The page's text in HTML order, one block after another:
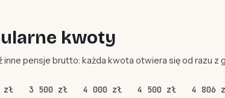
kwoty
inne pensje brutto: każda kwota otwiera się od razu z
zł 3 500 zł 4 000 zł 4 500 zł 4 806